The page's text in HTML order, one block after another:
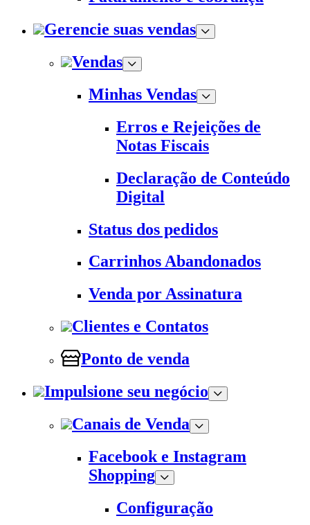
Gerencie suas vendas
Vendas
Minhas Vendas
Erros e Rejeições de
Notas Fiscais
Declaração de Conteúdo
Digital
Status dos pedidos
Carrinhos Abandonados
Venda por Assinatura
Clientes e Contatos
Ponto de venda
Impulsione seu negócio
Canais de Venda
Facebook e Instagram
Shopping
Configuração